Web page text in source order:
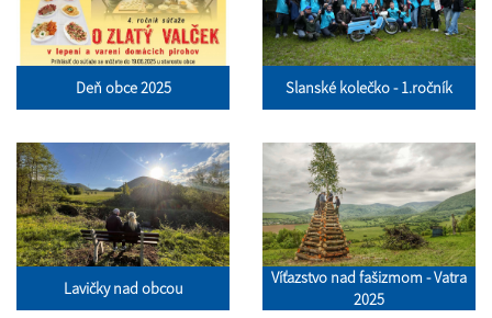
Deň obce 2025 Slanské kolečko - 1.ročník
Lavičky nad obcou
Víťazstvo nad fašizmom - Vatra
2025